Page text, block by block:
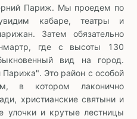
Париж. Мы проедем по
кабаре, театры и
Затем обязательно
где с высоты 130
вид на город.
Это район с особой
в котором лаконично
христианские святыни и
улочки и крутые лестницы